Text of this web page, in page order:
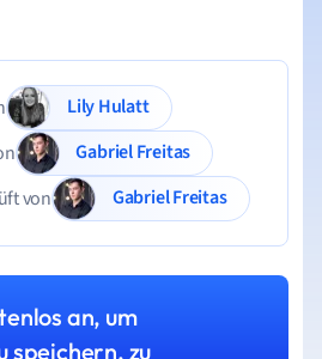
Lily Hulatt
Gabriel Freitas
von
Gabriel Freitas
an, um
speichern, zu